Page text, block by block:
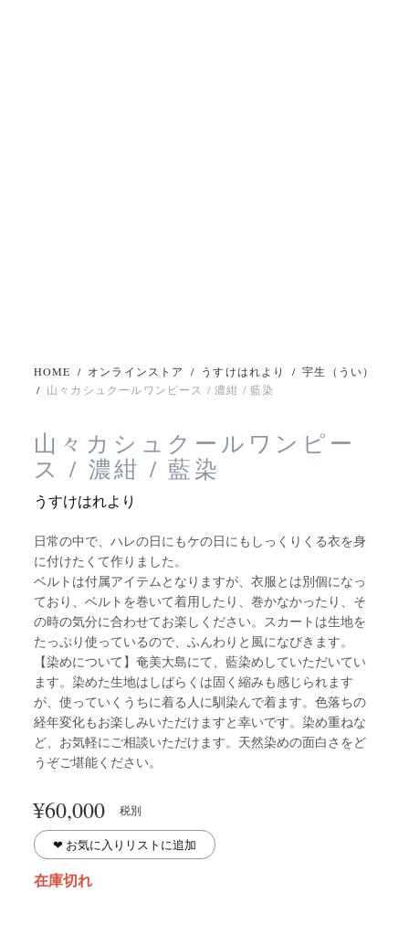
HOME / オンラインストア / うすけはれより / 宇生（うい）
/ 山々カシュクールワンピース / 濃紺 / 藍染
山々カシュクールワンピー
ス / 濃紺 / 藍染
うすけはれより
日常の中で、ハレの日にもケの日にもしっくりくる衣を身
に付けたくて作りました。
ベルトは付属アイテムとなりますが、衣服とは別個になっ
ており、ベルトを巻いて着用したり、巻かなかったり、そ
の時の気分に合わせてお楽しください。スカートは生地を
たっぷり使っているので、ふんわりと風になびきます。
【染めについて】奄美大島にて、藍染めしていただいてい
ます。染めた生地はしばらくは固く縮みも感じられます
が、使っていくうちに着る人に馴染んで着ます。色落ちの
経年変化もお楽しみいただけますと幸いです。染め重ねな
ど、お気軽にご相談いただけます。天然染めの面白さをど
うぞご堪能ください。
¥60,000 税別
❤︎ お気に入りリストに追加
在庫切れ